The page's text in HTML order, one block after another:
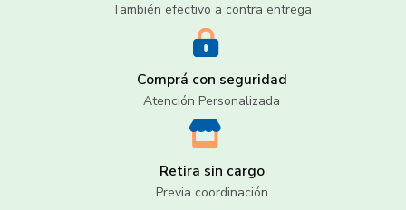
También efectivo a contra entrega
Comprá con seguridad
Atención Personalizada
Retira sin cargo
Previa coordinación